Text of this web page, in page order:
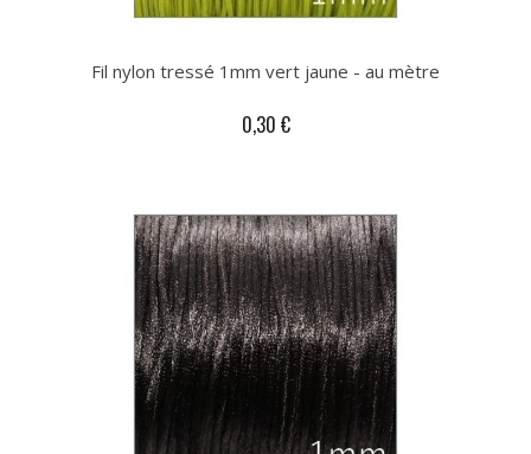
Fil nylon tressé 1mm vert jaune - au mètre
0,30 €